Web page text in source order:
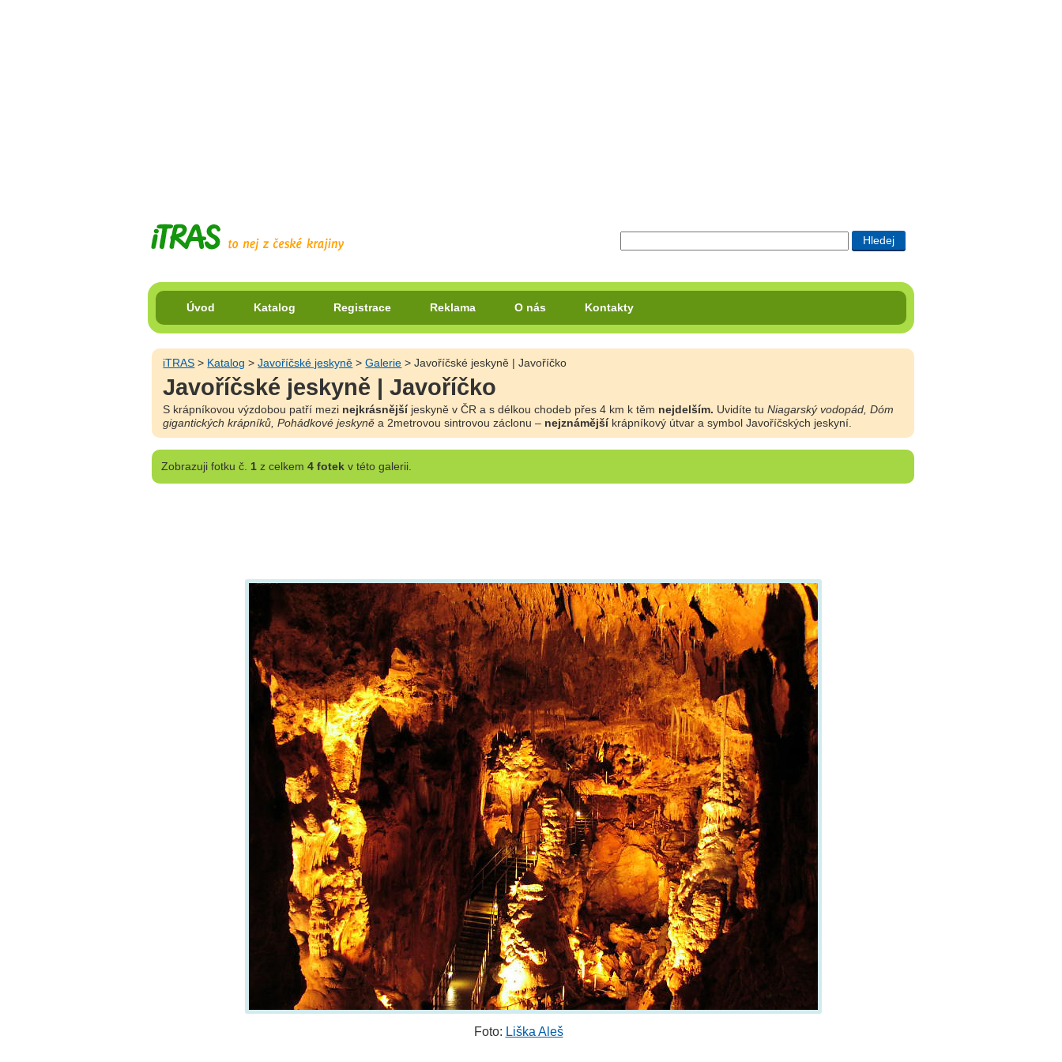
Úvod Katalog Registrace Reklama O nás Kontakty
iTRAS > Katalog >Javoříčské jeskyně >Galerie > Javoříčské jeskyně | Javoříčko
Javoříčské jeskyně | Javoříčko
S krápníkovou výzdobou patří mezi nejkrásnějšíjeskyně v ČR a s délkou chodeb přes 4 km k těm nejdelším. Uvidíte tu Niagarský vodopád, Dóm
gigantických krápníků, Pohádkové jeskyněa 2metrovou sintrovou záclonu – nejznámějšíkrápníkový útvar a symbol Javoříčských jeskyní.
Zobrazujifotku č. 1z celkem 4 fotekv této galerii.
Foto: Liška Aleš